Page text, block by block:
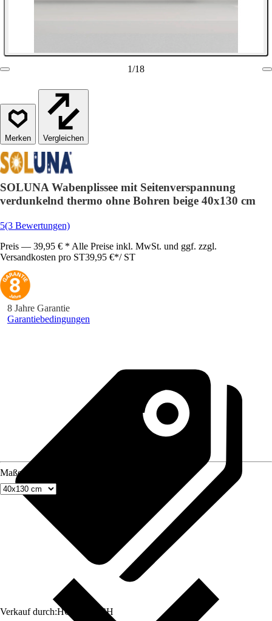
1/18
Vergleichen
SOLUNA Wabenplissee mit Seitenverspannung
verdunkelnd thermo ohne Bohren beige 40x130 cm
5(3 Bewertungen)
Preis — 39,95 € * Alle Preise inkl. MwSt. und ggf. zzgl.
Versandkosten pro ST39,95 €*/ ST
8 Jahre Garantie
Garantiebedingungen
Verkauf durch:HORNBACH
Maße (BxH)